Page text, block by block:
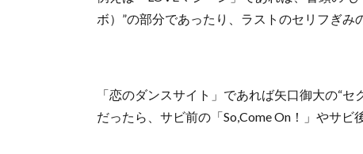
ボ）”の部分であったり、ラストのセリフぎみ
「恋のダンスサイト」であれば矢口御大の“
だったら、サビ前の「So,Come On！」やサビ